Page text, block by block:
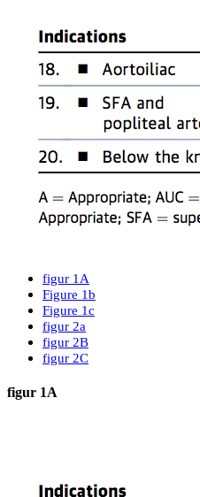
figur 1A
Figure 1b
Figure 1c
figur 2a
figur 2B
figur 2C
figur 1A